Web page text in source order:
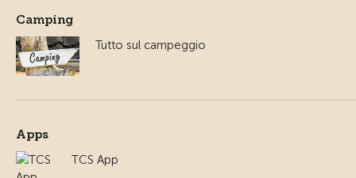
Camping
Tutto sul campeggio
Apps
TCS App